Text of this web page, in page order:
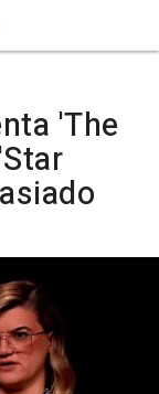
'The